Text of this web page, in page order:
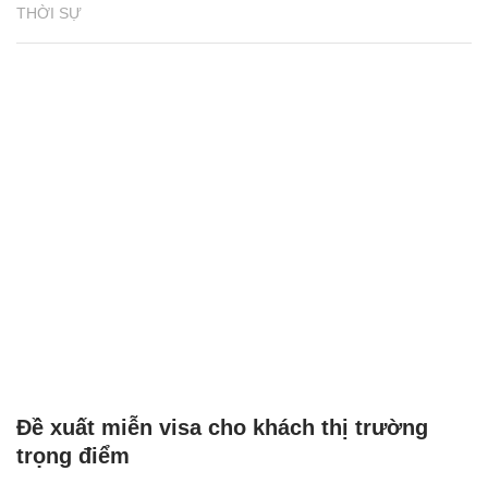
THỜI SỰ
Đề xuất miễn visa cho khách thị trường
trọng điểm